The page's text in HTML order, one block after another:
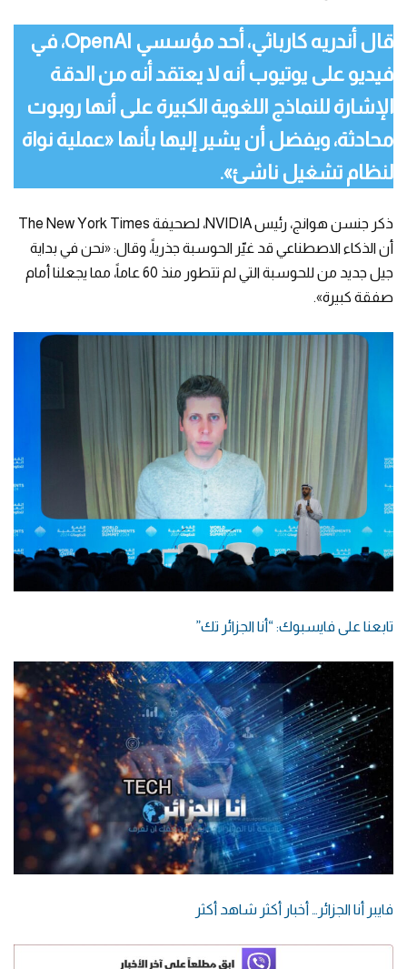
قال أندريه كارباثي، أحد مؤسسي OpenAI، في
فيديو على يوتيوب أنه لا يعتقد أنه من الدقة
الإشارة للنماذج اللغوية الكبيرة على أنها روبوت
محادثة، ويفضل أن يشير إليها بأنها «عملية نواة
لنظام تشغيل ناشئ».
ذكر جنسن هوانج، رئيس NVIDIA، لصحيفة The New York Times
أن الذكاء الاصطناعي قد غيّر الحوسبة جذرياً، وقال: «نحن في بداية
جيل جديد من للحوسبة التي لم تتطور منذ 60 عاماً، مما يجعلنا أمام
صفقة كبيرة».
تابعنا على فايسبوك: “أنا الجزائر تك”
فايبر أنا الجزائر… أخبار أكثر شاهد أكثر